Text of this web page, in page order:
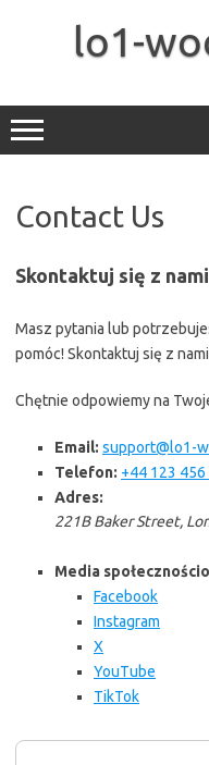
lo1-
Contact Us
Skontaktuj się z nami
Masz pytania lub
pomóc! Skontaktuj się z
Chętnie odpowiemy na
Email: support@lo1-
Telefon: +44 123 456
Adres:
221B Baker Street,
Media
Facebook
Instagram
X
YouTube
TikTok